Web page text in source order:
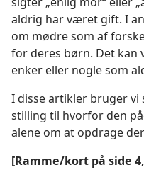
aldrig har været gift. I
om mødre som af
for deres børn. Det kan
enker eller nogle som
I disse artikler bruger vi
stilling til hvorfor den
alene om at opdrage
[Ramme/kort på side